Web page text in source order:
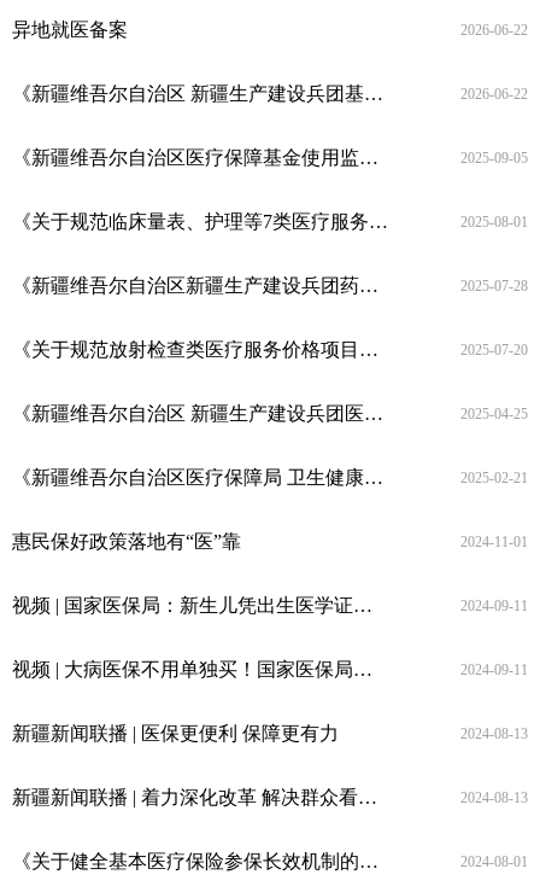
异地就医备案 2026-06-22
《新疆维吾尔自治区 新疆生产建设兵团基本医疗保险医用耗材支付管理办法》政策解读 2026-06-22
《新疆维吾尔自治区医疗保障基金使用监督管理办法》政策解读 2025-09-05
《关于规范临床量表、护理等7类医疗服务价格项目的通知》政策解读 2025-08-01
《新疆维吾尔自治区新疆生产建设兵团药品挂网细则》政策解读 2025-07-28
《关于规范放射检查类医疗服务价格项目的通知》政策解读 2025-07-20
《新疆维吾尔自治区 新疆生产建设兵团医疗保障基金使用监督管理行政处罚裁量基准》政策解读 2025-04-25
《新疆维吾尔自治区医疗保障局 卫生健康委员会 药品监督管理局 新疆生产建设兵团医疗保障局 卫生健康委员会 药品监督管理局医疗保障定点医药机构相关人员医保支付资格管理实施细则》政策解读 2025-02-21
惠民保好政策落地有“医”靠 2024-11-01
视频 | 国家医保局：新生儿凭出生医学证明就可以在线参保 2024-09-11
视频 | 大病医保不用单独买！国家医保局：参加基本医保自动获得资格 2024-09-11
新疆新闻联播 | 医保更便利 保障更有力 2024-08-13
新疆新闻联播 | 着力深化改革 解决群众看病就医所需所盼 2024-08-13
《关于健全基本医疗保险参保长效机制的指导意见》政策解读 2024-08-01